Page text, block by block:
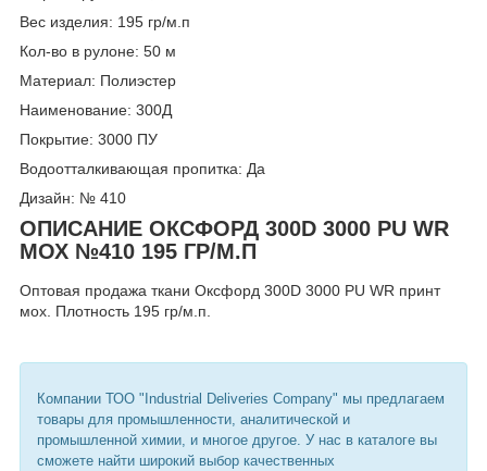
Вес изделия: 195 гр/м.п
Кол-во в рулоне: 50 м
Материал: Полиэстер
Наименование: 300Д
Покрытие: 3000 ПУ
Водоотталкивающая пропитка: Да
Дизайн: № 410
ОПИСАНИЕ ОКСФОРД 300D 3000 PU WR
МОХ №410 195 ГР/М.П
Оптовая продажа ткани Оксфорд 300D 3000 PU WR принт
мох. Плотность 195 гр/м.п.
Компании ТОО "Industrial Deliveries Company" мы предлагаем
товары для промышленности, аналитической и
промышленной химии, и многое другое. У нас в каталоге вы
сможете найти широкий выбор качественных